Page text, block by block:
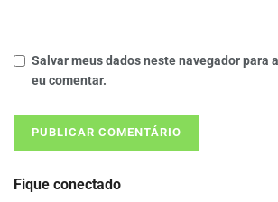
Salvar meus dados neste navegador para
eu comentar.
Fique conectado